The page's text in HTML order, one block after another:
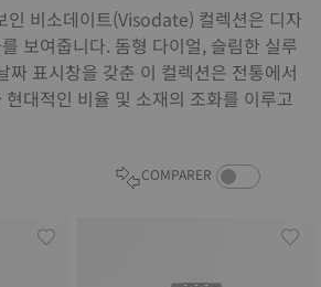
인 비소데이트(Visodate) 컬렉션은 디자
보여줍니다. 돔형 다이얼, 슬림한 실루
짜 표시창을 갖춘 이 컬렉션은 전통에서
대적인 비율 및 소재의 조화를 이루고
COMPARER COMPARE